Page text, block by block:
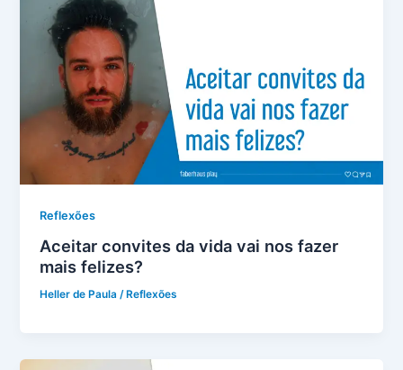
Reflexões
Aceitar convites da vida vai nos fazer
mais felizes?
Heller de Paula/ Reflexões